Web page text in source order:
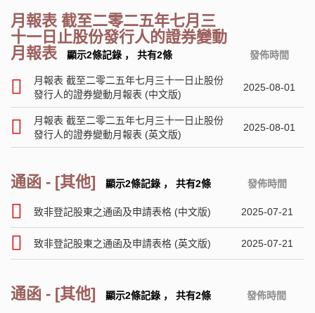
月報表 截至二零二五年七月三
十一日止股份發行人的證券變動
月報表
顯示2條記錄 ， 共有2條 發佈時間
月報表 截至二零二五年七月三十一日止股份
發行人的證券變動月報表 (中文版)
2025-08-01
月報表 截至二零二五年七月三十一日止股份
發行人的證券變動月報表 (英文版)
2025-08-01
通函 - [其他] 顯示2條記錄 ， 共有2條 發佈時間
致非登記股東之通函及申請表格 (中文版) 2025-07-21
致非登記股東之通函及申請表格 (英文版) 2025-07-21
通函 - [其他] 顯示2條記錄 ， 共有2條 發佈時間